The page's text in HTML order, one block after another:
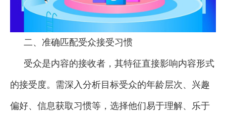
二、准确匹配受众接受习惯
受众是内容的接收者，其特征直接影响内容形式
的接受度。需深入分析目标受众的年龄层次、兴趣
偏好、信息获取习惯等，选择他们易于理解、乐于